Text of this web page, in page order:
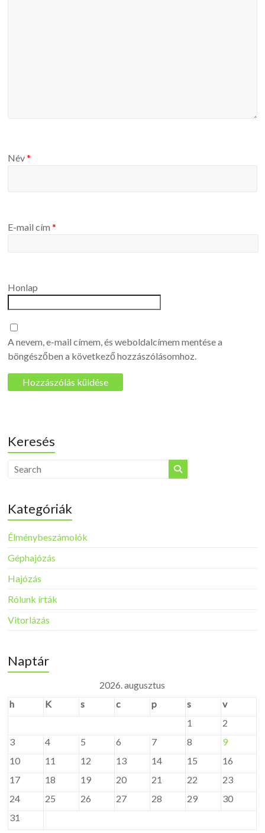
Név*
E-mail cím*
Honlap
A nevem, e-mail címem, és weboldalcímem mentése a
böngészőben a következő hozzászólásomhoz.
Keresés
Kategóriák
Élménybeszámolók
Géphajózás
Hajózás
Rólunk írták
Vitorlázás
Naptár
2026. augusztus
h
K s c p s
v
1
2
3
4 5 6 7 8
9
10
11 12 13 14 15
16
17
18 19 20 21 22
23
24
25 26 27 28 29
30
31